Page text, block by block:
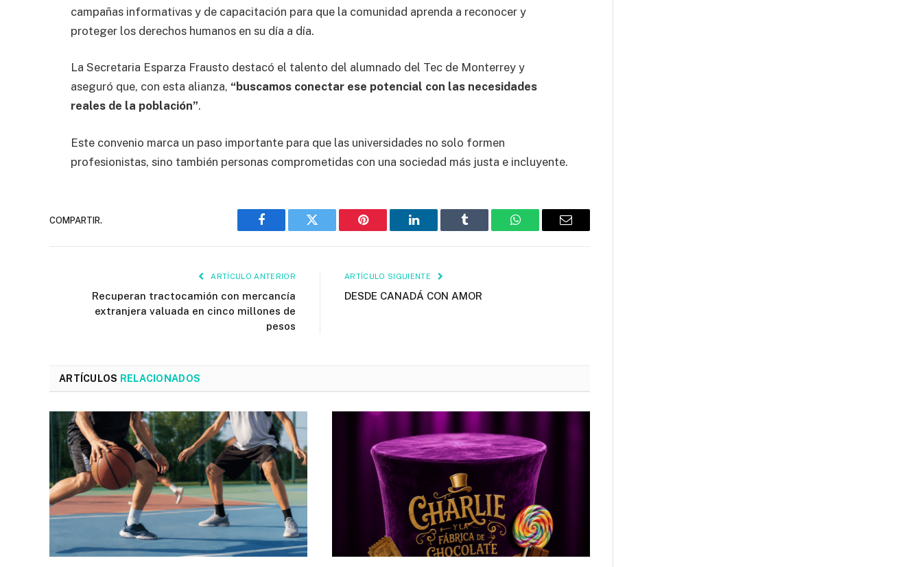
campañas informativas y de capacitación para que la comunidad aprenda a reconocer y
proteger los derechos humanos en su día a día.
La Secretaria Esparza Frausto destacó el talento del alumnado del Tec de Monterrey y
aseguró que, con esta alianza, “buscamos conectar ese potencial con las necesidades
reales de la población”.
Este convenio marca un paso importante para que las universidades no solo formen
profesionistas, sino también personas comprometidas con una sociedad más justa e incluyente.
COMPARTIR.
Facebook Twitter Pinterest LinkedIn Tumblr WhatsAppEmail
ARTÍCULO ANTERIOR
Recuperan tractocamión con mercancía
extranjera valuada en cinco millones de
pesos
ARTÍCULO SIGUIENTE
DESDE CANADÁ CON AMOR
ARTÍCULOS RELACIONADOS